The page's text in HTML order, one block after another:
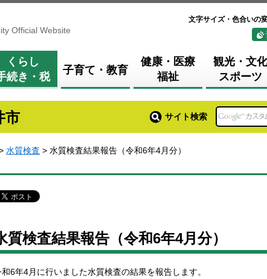
Official Website
文字サイズ・色合いの
くらし
続き・税
子育て・教育
健康・医療
福祉
観光・文化
スポーツ
市 サイト検索
水質検査 > 水質検査結果報告（令和6年4月分）
質検査結果報告（令和6年4月分）
和6年4月に行いました水質検査の結果を報告します。